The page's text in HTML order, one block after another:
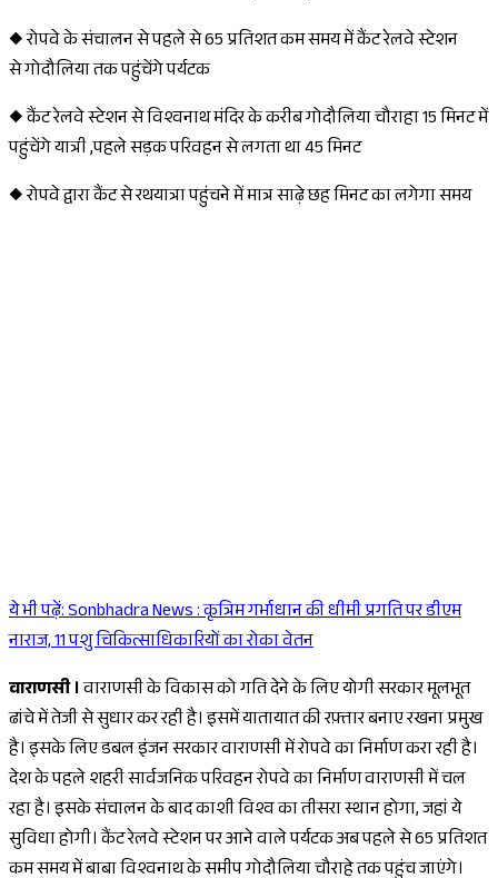
◆ रोपवे के संचालन से पहले से 65 प्रतिशत कम समय में कैंट रेलवे स्टेशन
से गोदौलिया तक पहुंचेंगे पर्यटक
◆ कैंट रेलवे स्टेशन से विश्वनाथ मंदिर के करीब गोदौलिया चौराहा 15 मिनट में
पहुंचेंगे यात्री ,पहले सड़क परिवहन से लगता था 45 मिनट
◆ रोपवे द्वारा कैंट से रथयात्रा पहुंचने में मात्र साढ़े छह मिनट का लगेगा समय
Sponsored
ये भी पढ़ें:Sonbhadra News : कृत्रिम गर्भाधान की धीमी प्रगति पर डीएम
नाराज, 11 पशु चिकित्साधिकारियों का रोका वेतन
वाराणसी ।वाराणसी के विकास को गति देने के लिए योगी सरकार मूलभूत
ढांचे में तेजी से सुधार कर रही है। इसमें यातायात की रफ़्तार बनाए रखना प्रमुख
है। इसके लिए डबल इंजन सरकार वाराणसी में रोपवे का निर्माण करा रही है।
देश के पहले शहरी सार्वजनिक परिवहन रोपवे का निर्माण वाराणसी में चल
रहा है। इसके संचालन के बाद काशी विश्व का तीसरा स्थान होगा, जहां ये
सुविधा होगी। कैंट रेलवे स्टेशन पर आने वाले पर्यटक अब पहले से 65 प्रतिशत
कम समय में बाबा विश्वनाथ के समीप गोदौलिया चौराहे तक पहुंच जाएंगे।